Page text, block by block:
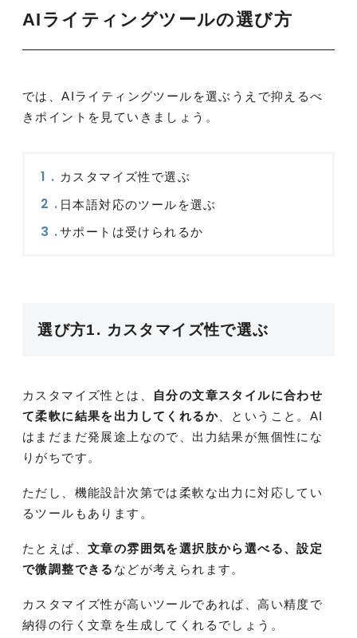
AIライティングツールの選び方
では、AIライティングツールを選ぶうえで抑えるべ
きポイントを見ていきましょう。
カスタマイズ性で選ぶ
日本語対応のツールを選ぶ
サポートは受けられるか
選び方1. カスタマイズ性で選ぶ
カスタマイズ性とは、
自分の文章スタイルに合わせ
て柔軟に結果を出力してくれるか 、ということ。AI
はまだまだ発展途上なので、出力結果が無個性にな
りがちです。
ただし、機能設計次第では柔軟な出力に対応してい
るツールもあります。
たとえば、 文章の雰囲気を選択肢から選べる、設定
で微調整できる などが考えられます。
カスタマイズ性が高いツールであれば、高い精度で
納得の行く文章を生成してくれるでしょう。